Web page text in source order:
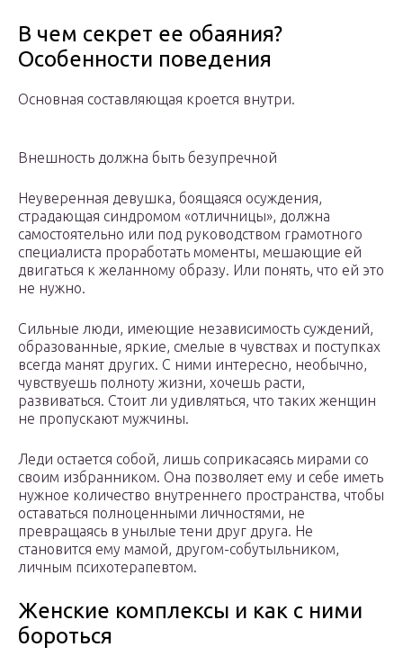
В чем секрет ее обаяния?
Особенности поведения
Основная составляющая кроется внутри.
Внешность должна быть безупречной
Неуверенная девушка, боящаяся осуждения,
страдающая синдромом «отличницы», должна
самостоятельно или под руководством грамотного
специалиста проработать моменты, мешающие ей
двигаться к желанному образу. Или понять, что ей это
не нужно.
Сильные люди, имеющие независимость суждений,
образованные, яркие, смелые в чувствах и поступках
всегда манят других. С ними интересно, необычно,
чувствуешь полноту жизни, хочешь расти,
развиваться. Стоит ли удивляться, что таких женщин
не пропускают мужчины.
Леди остается собой, лишь соприкасаясь мирами со
своим избранником. Она позволяет ему и себе иметь
нужное количество внутреннего пространства, чтобы
оставаться полноценными личностями, не
превращаясь в унылые тени друг друга. Не
становится ему мамой, другом-собутыльником,
личным психотерапевтом.
Женские комплексы и как с ними
бороться